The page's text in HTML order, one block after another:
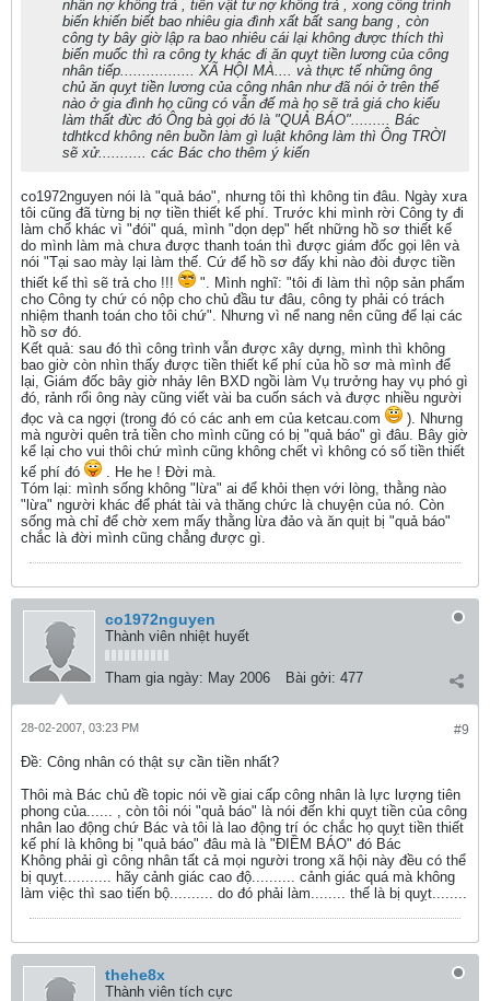
nhân nợ không trả , tiền vật tư nợ không trả , xong công trình
biến khiến biết bao nhiêu gia đình xất bất sang bang , còn
công ty bây giờ lập ra bao nhiêu cái lại không được thích thì
biến muốc thì ra công ty khác đi ăn quỵt tiền lương của công
nhân tiếp................. XÃ HỘI MÀ.... và thực tế những ông
chủ ăn quỵt tiền lương của công nhân như đã nói ở trên thế
nào ở gia đình họ cũng có vẫn đế mà họ sẽ trả giá cho kiểu
làm thất đừc đó Ông bà gọi đó là "QUẢ BÁO"......... Bác
tdhtkcd không nên buồn làm gì luật không làm thì Ông TRỜI
sẽ xử........... các Bác cho thêm ý kiến
co1972nguyen nói là "quả báo", nhưng tôi thì không tin đâu. Ngày xưa
tôi cũng đã từng bị nợ tiền thiết kế phí. Trước khi mình rời Công ty đi
làm chổ khác vì "đói" quá, mình "dọn dẹp" hết những hồ sơ thiết kế
do mình làm mà chưa được thanh toán thì được giám đốc gọi lên và
nói "Tại sao mày lại làm thế. Cứ để hồ sơ đấy khi nào đòi được tiền
thiết kế thì sẽ trả cho !!!
". Mình nghĩ: "tôi đi làm thì nộp sản phẩm
cho Công ty chứ có nộp cho chủ đầu tư đâu, công ty phải có trách
nhiệm thanh toán cho tôi chứ". Nhưng vì nể nang nên cũng để lại các
hồ sơ đó.
Kết quả: sau đó thì công trình vẫn được xây dựng, mình thì không
bao giờ còn nhìn thấy được tiền thiết kế phí của hồ sơ mà mình để
lại, Giám đốc bây giờ nhảy lên BXD ngồi làm Vụ trưởng hay vụ phó gì
đó, rảnh rổi ông này cũng viết vài ba cuốn sách và được nhiều người
đọc và ca ngợi (trong đó có các anh em của ketcau.com
). Nhưng
mà người quên trả tiền cho mình cũng có bị "quả báo" gì đâu. Bây giờ
kể lại cho vui thôi chứ mình cũng không chết vì không có số tiền thiết
kế phí đó
. He he ! Đời mà.
Tóm lại: mình sống không "lừa" ai để khỏi thẹn với lòng, thằng nào
"lừa" người khác để phát tài và thăng chức là chuyện của nó. Còn
sống mà chỉ để chờ xem mấy thằng lừa đảo và ăn quịt bị "quả báo"
chắc là đời mình cũng chẳng được gì.
co1972nguyen
Thành viên nhiệt huyết
Tham gia ngày: May 2006 Bài gởi: 477
#9
28-02-2007, 03:23 PM
Ðề: Công nhân có thật sự cần tiền nhất?
Thôi mà Bác chủ đề topic nói về giai cấp công nhân là lực lượng tiên
phong của...... , còn tôi nói "quả báo" là nói đến khi quỵt tiền của công
nhân lao động chứ Bác và tôi là lao động trí óc chắc họ quỵt tiền thiết
kế phí là không bị "quả báo" đâu mà là "ĐIỀM BÁO" đó Bác
Không phải gì công nhân tất cả mọi người trong xã hội này đều có thể
bị quỵt........... hãy cảnh giác cao độ.......... cảnh giác quá mà không
làm việc thì sao tiến bộ.......... do đó phải làm........ thế là bị quỵt........
thehe8x
Thành viên tích cực